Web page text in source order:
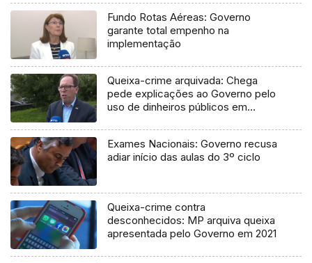
Fundo Rotas Aéreas: Governo
garante total empenho na
implementação
Queixa-crime arquivada: Chega
pede explicações ao Governo pelo
uso de dinheiros públicos em
Exames Nacionais: Governo recusa
adiar início das aulas do 3º ciclo
Queixa-crime contra
desconhecidos: MP arquiva queixa
apresentada pelo Governo em 2021